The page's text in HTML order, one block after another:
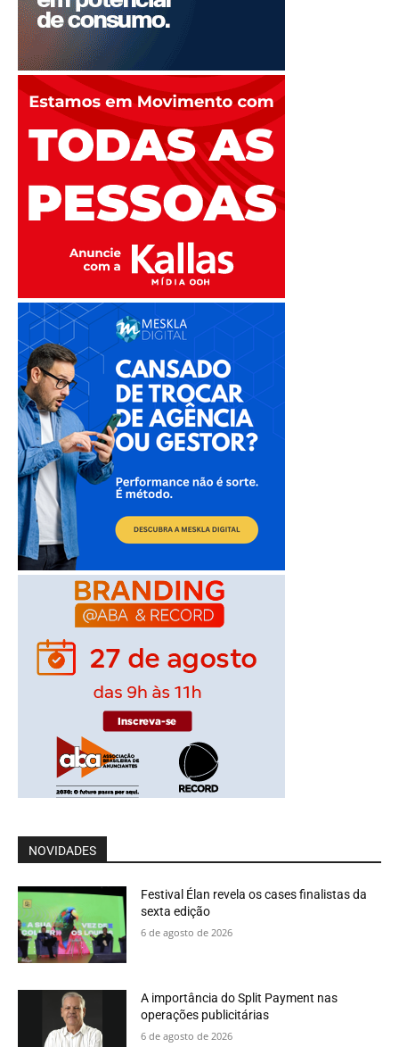
NOVIDADES
Festival Élan revela os cases finalistas da
sexta edição
6 de agosto de 2026
A importância do Split Payment nas
operações publicitárias
6 de agosto de 2026